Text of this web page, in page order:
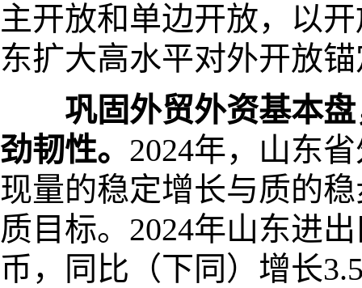
主开放和单边开放，以
东扩大高水平对外开放
巩固外贸外资基本
劲韧性。 2024年，山东
现量的稳定增长与质的
质目标。2024年山东进
币，同比（下同）增长